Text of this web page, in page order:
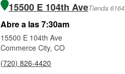
15500 E 104th AveTienda 6164
Abre a las 7:30am
15500 E 104th Ave
Commerce City, CO
(720) 826-4420